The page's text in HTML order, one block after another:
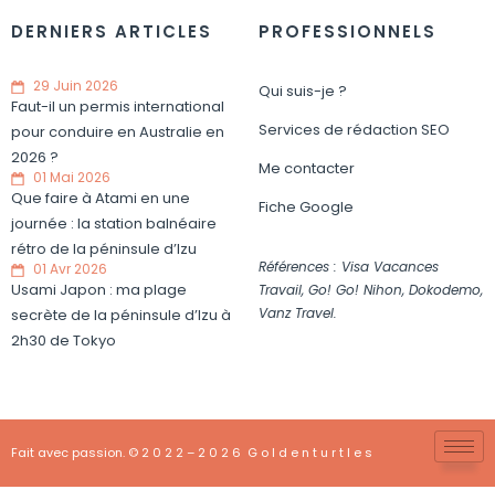
DERNIERS ARTICLES
29 Juin 2026
Faut-il un permis international
pour conduire en Australie en
2026 ?
01 Mai 2026
Que faire à Atami en une
journée : la station balnéaire
rétro de la péninsule d’Izu
01 Avr 2026
Usami Japon : ma plage
secrète de la péninsule d’Izu à
2h30 de Tokyo
PROFESSIONNELS
Qui suis-je ?
Services de rédaction SEO
Me contacter
Fiche Google
Références : Visa Vacances
Travail, Go! Go! Nihon, Dokodemo,
Vanz Travel.
Fait avec passion. © 2 0 2 2 – 2 0 2 6 G o l d e n t u r t l e s